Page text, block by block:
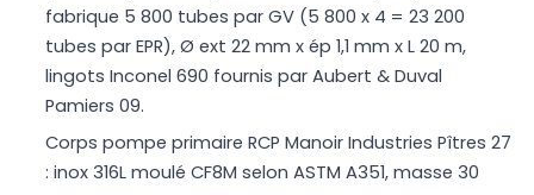
fabrique 5 800 tubes par GV (5 800 x 4 = 23 200
tubes par EPR), Ø ext 22 mm x ép 1,1 mm x L 20 m,
lingots Inconel 690 fournis par Aubert & Duval
Pamiers 09.
Corps pompe primaire RCP Manoir Industries Pîtres 27
: inox 316L moulé CF8M selon ASTM A351, masse 30